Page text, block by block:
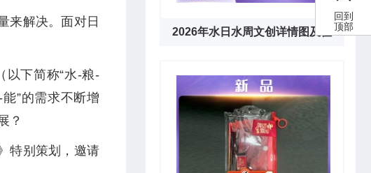
回到
顶部
来解决。面对日
以下简称“水-粮-
”的需求不断增
？
特别策划，邀请
2026年水日水周文创详情图及征